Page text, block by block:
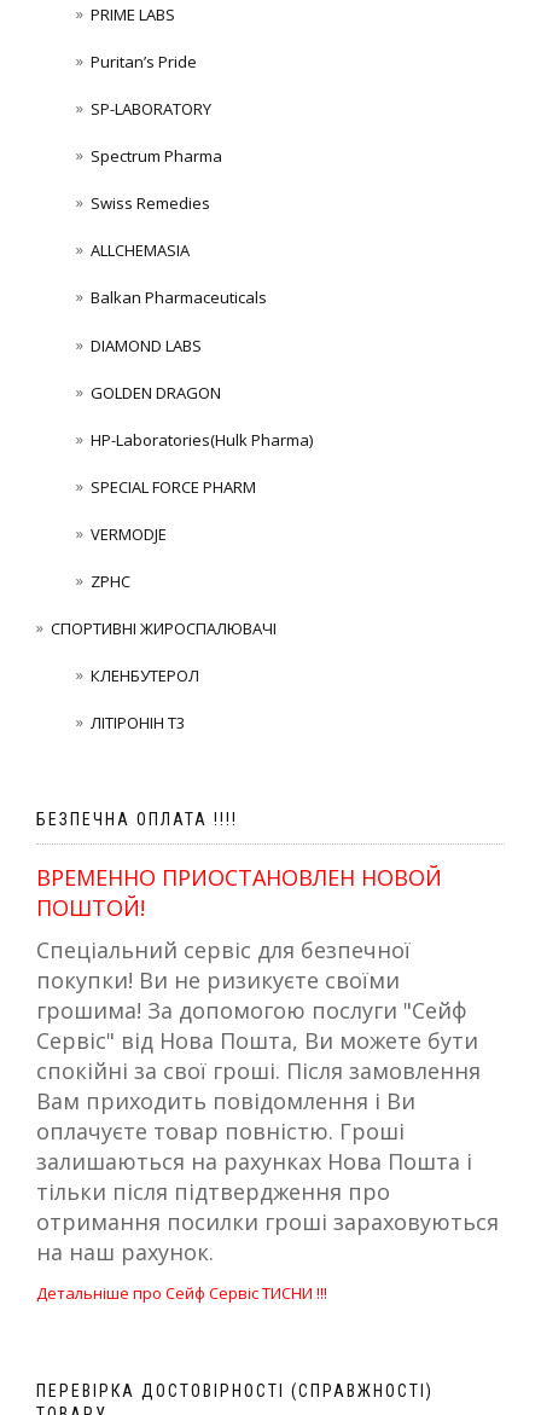
PRIME LABS
Puritan’s Pride
SP-LABORATORY
Spectrum Pharma
Swiss Remedies
ALLCHEMASIA
Balkan Pharmaceuticals
DIAMOND LABS
GOLDEN DRAGON
HP-Laboratories(Hulk Pharma)
SPECIAL FORCE PHARM
VERMODJE
ZPHC
СПОРТИВНІ ЖИРОСПАЛЮВАЧІ
КЛЕНБУТЕРОЛ
ЛІТІРОНІН Т3
БЕЗПЕЧНА ОПЛАТА !!!!
ВРЕМЕННО ПРИОСТАНОВЛЕН НОВОЙ
ПОШТОЙ!
Спеціальний сервіс для безпечної
покупки! Ви не ризикуєте своїми
грошима! За допомогою послуги "Сейф
Сервіс" від Нова Пошта, Ви можете бути
спокійні за свої гроші. Після замовлення
Вам приходить повідомлення і Ви
оплачуєте товар повністю. Гроші
залишаються на рахунках Нова Пошта і
тільки після підтвердження про
отримання посилки гроші зараховуються
на наш рахунок.
Детальніше про Сейф Сервіс ТИСНИ !!!
ПЕРЕВІРКА ДОСТОВІРНОСТІ (СПРАВЖНОСТІ)